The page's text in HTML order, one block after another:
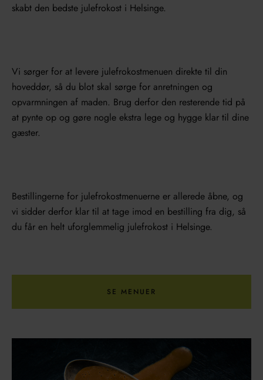
skabt den bedste julefrokost i Helsinge.
Vi sørger for at levere julefrokostmenuen direkte til din
hoveddør, så du blot skal sørge for anretningen og
opvarmningen af maden. Brug derfor den resterende tid på
at pynte op og gøre nogle ekstra lege og hygge klar til dine
gæster.
Bestillingerne for julefrokostmenuerne er allerede åbne, og
vi sidder derfor klar til at tage imod en bestilling fra dig, så
du får en helt uforglemmelig julefrokost i Helsinge.
SE MENUER